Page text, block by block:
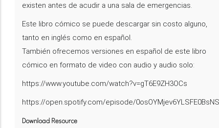
existen antes de acudir a una sala de emergencias.
Este libro cómico se puede descargar sin costo alguno,
tanto en inglés como en español.
También ofrecemos versiones en español de este libro
cómico en formato de video con audio y audio solo:
https://www.youtube.com/watch?v=gT6E9ZH3OCs
https://open.spotify.com/episode/
Download Resource